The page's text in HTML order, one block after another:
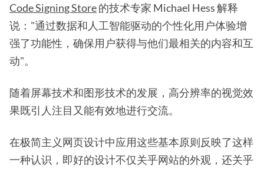
Code Signing Store的技术专家 Michael Hess 解释
说："通过数据和人工智能驱动的个性化用户体验增
强了功能性，确保用户获得与他们最相关的内容和互
动"。
随着屏幕技术和图形技术的发展，高分辨率的视觉效
果既引人注目又能有效地进行交流。
在极简主义网页设计中应用这些基本原则反映了这样
一种认识，即好的设计不仅关乎网站的外观，还关乎